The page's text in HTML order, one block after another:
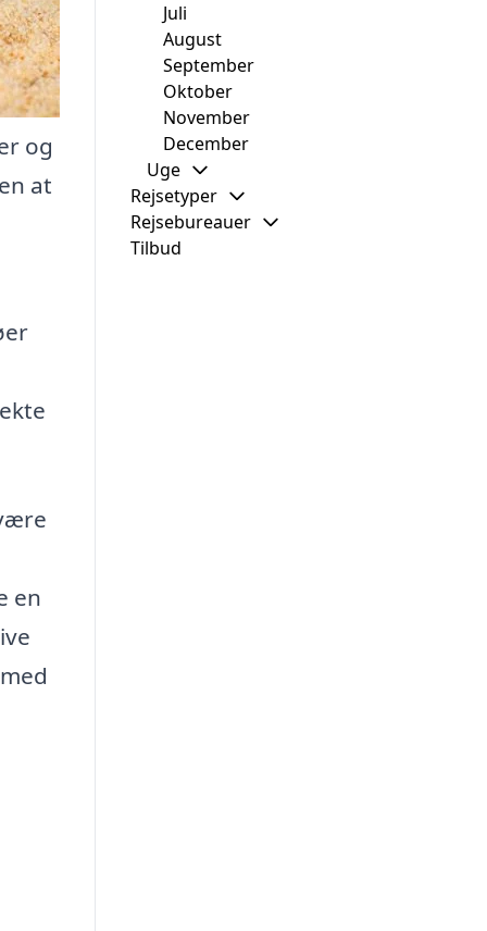
og
at
en
Juli
August
September
Oktober
November
December
Uge
Rejsetyper
Rejsebureauer
Tilbud